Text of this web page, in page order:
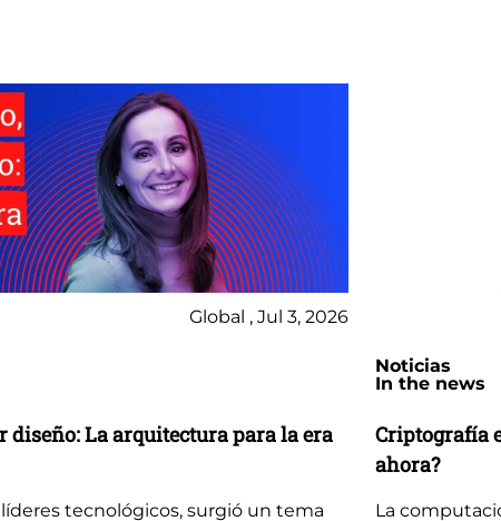
Global , Jul 3, 2026
La arquitectura para la era
tecnológicos, surgió un tema
Noticias
In the news
Criptografía
ahora?
La